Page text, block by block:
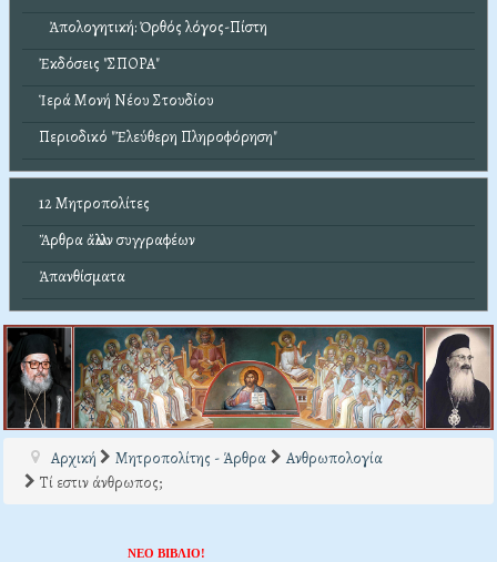
Ἀπολογητική: Ὀρθός λόγος-Πίστη
Ἐκδόσεις "ΣΠΟΡΑ"
Ἱερά Μονή Νέου Στουδίου
Περιοδικό "Ἐλεύθερη Πληροφόρηση"
12 Μητροπολίτες
Ἄρθρα ἄλλων συγγραφέων
Ἀπανθίσματα
Αρχική Μητροπολίτης - Άρθρα
Ανθρωπολογία
Τί εστιν άνθρωπος;
ΝΕΟ ΒΙΒΛΙΟ!